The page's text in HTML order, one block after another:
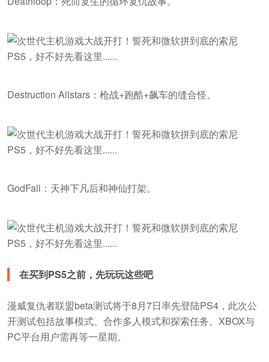
Destruction Allstars：枪战+跑酷+飙车的缝合怪。
GodFall：天神下凡后和神仙打架。
在买到PS5之前，先玩玩这些吧
漫威复仇者联盟beta测试将于8月7日率先登陆PS4，此次公
开测试包括故事模式、合作多人模式和探索任务。XBOX与
PC平台用户需再等一星期。